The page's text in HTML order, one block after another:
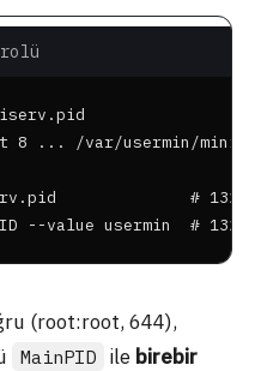
... /var/usermin/
#
--value usermin  #
(root:root, 644),
MainPID ile birebir